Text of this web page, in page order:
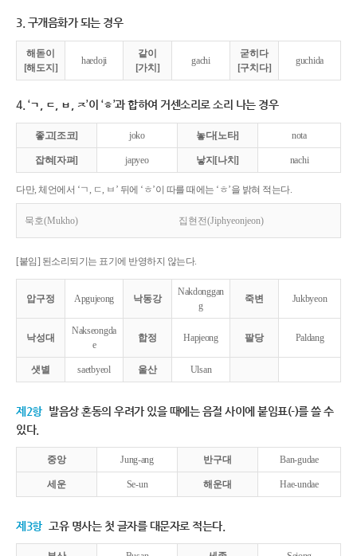
3. 구개음화가 되는 경우
해돋이
[해도지]
haedoji
같이
[가치]
gachi
굳히다
[구치다]
guchida
4. ‘ㄱ, ㄷ, ㅂ, ㅈ’이 ‘ㅎ’과 합하여 거센소리로 소리 나는 경우
좋고[조코] joko 놓다[노타] nota
잡혀[자펴] japyeo 낳지[나치] nachi
다만, 체언에서 ‘ㄱ, ㄷ, ㅂ’ 뒤에 ‘ㅎ’이 따를 때에는 ‘ㅎ’을 밝혀 적는다.
묵호(Mukho) 집현전(Jiphyeonjeon)
[붙임] 된소리되기는 표기에 반영하지 않는다.
압구정 Apgujeong 낙동강
Nakdonggan
g
죽변 Jukbyeon
낙성대
Nakseongda
e
합정 Hapjeong 팔당 Paldang
샛별 saetbyeol 울산 Ulsan
제2항 발음상 혼동의 우려가 있을 때에는 음절 사이에 붙임표(-)를 쓸 수
있다.
중앙 Jung-ang 반구대 Ban-gudae
세운 Se-un 해운대 Hae-undae
제3항 고유 명사는 첫 글자를 대문자로 적는다.